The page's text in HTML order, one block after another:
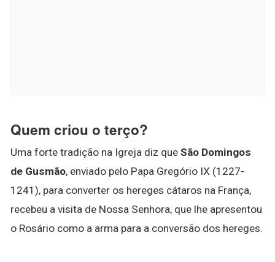
Quem criou o terço?
Uma forte tradição na Igreja diz que São Domingos
de Gusmão, enviado pelo Papa Gregório IX (1227-
1241), para converter os hereges cátaros na França,
recebeu a visita de Nossa Senhora, que lhe apresentou
o Rosário como a arma para a conversão dos hereges.